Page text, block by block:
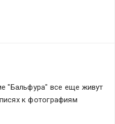
"Бальфура" все еще живут
к фотографиям